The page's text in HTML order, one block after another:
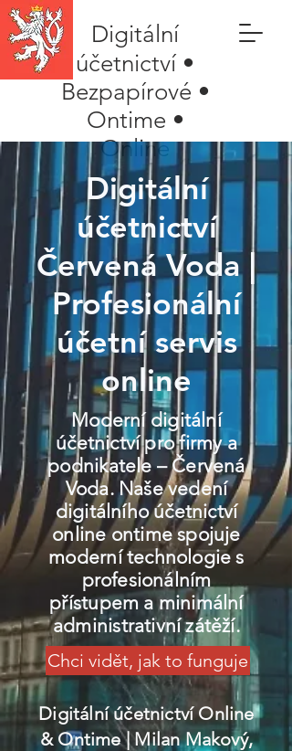
Digitální
účetnictví •
Bezpapírové •
Ontime •
Online
Digitální
účetnictví
Červená Voda |
Profesionální
účetní servis
online
Moderní digitální
účetnictví pro firmy a
podnikatele – Červená
Voda. Naše vedení
digitálního účetnictví
online ontime spojuje
moderní technologie s
profesionálním
přístupem a minimální
administrativní zátěží.
Chci vidět, jak to funguje
Digitální účetnictví Online
& Ontime| Milan Makový,